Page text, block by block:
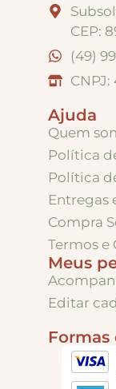
CEP:
(49)
CNPJ:
Ajuda
Quem
Política
Política
Entregas
Compra
Termos e
Meus
Editar